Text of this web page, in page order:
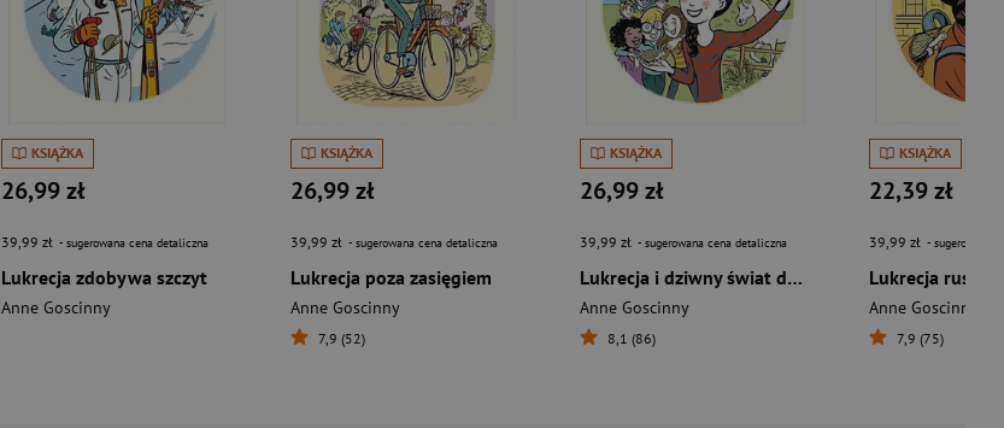
KSIĄŻKA
26,99 zł
39,99 zł - sugerowana cena detaliczna
Lukrecja zdobywa szczyt
Anne Goscinny
KSIĄŻKA
26,99 zł
39,99 zł - sugerowana cena detaliczna
Lukrecja poza zasięgiem
Anne Goscinny
7,9 (52)
KSIĄŻKA
26,99 zł
39,99 zł - sugerowana cena detaliczna
Lukrecja i dziwny świat dorosłych
Anne Goscinny
8,1 (86)
KSIĄŻKA
22,39 zł
39,99 zł - sugerowana
Lukrecja rusza
Anne Goscinny
7,9 (75)